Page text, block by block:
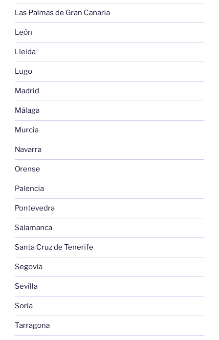
Las Palmas de Gran Canaria
León
Lleida
Lugo
Madrid
Málaga
Murcia
Navarra
Orense
Palencia
Pontevedra
Salamanca
Santa Cruz de Tenerife
Segovia
Sevilla
Soria
Tarragona